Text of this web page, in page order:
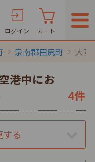
ログイン カート
泉南郡田尻町 大阪
港中にお
4件
る